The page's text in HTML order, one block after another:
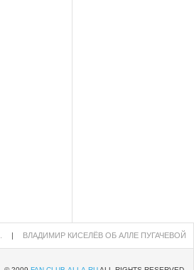
| ВЛАДИМИР КИСЕЛЁВ ОБ АЛЛЕ ПУГАЧЕВОЙ